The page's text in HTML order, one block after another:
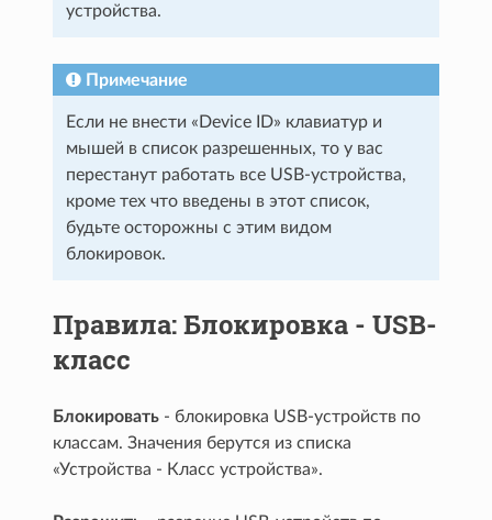
устройства.
Примечание
Если не внести «Device ID» клавиатур и
мышей в список разрешенных, то у вас
перестанут работать все USB-устройства,
кроме тех что введены в этот список,
будьте осторожны с этим видом
блокировок.
Правила: Блокировка - USB-
класс
Блокировать - блокировка USB-устройств по
классам. Значения берутся из списка
«Устройства - Класс устройства».